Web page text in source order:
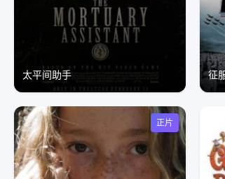
太平间助手 征
正片